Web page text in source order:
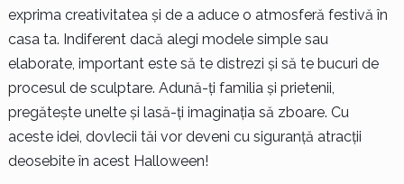
exprima creativitatea și de a aduce o atmosferă festivă în
casa ta. Indiferent dacă alegi modele simple sau
elaborate, important este să te distrezi și să te bucuri de
procesul de sculptare. Adună-ți familia și prietenii,
pregătește unelte și lasă-ți imaginația să zboare. Cu
aceste idei, dovlecii tăi vor deveni cu siguranță atracții
deosebite în acest Halloween!